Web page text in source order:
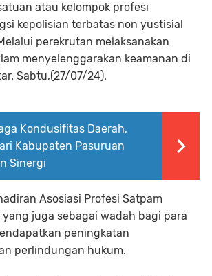
atau kelompok profesi
kepolisian terbatas non yustisial
perekrutan melaksanakan
menyelenggarakan keamanan di
Sabtu,(27/07/24).
Kondusifitas Daerah,
Kabupaten Pasuruan
Sinergi
Asosiasi Profesi Satpam
yang juga sebagai wadah bagi para
peningkatan
perlindungan hukum.